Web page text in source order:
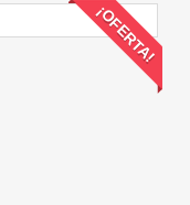
¡OFERTA!